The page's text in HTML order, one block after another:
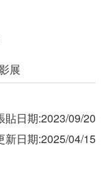
展
貼日期:2023/09/20
新日期:2025/04/15